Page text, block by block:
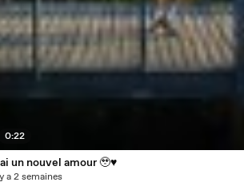
0:22
un nouvel amour 🥹♥️
a 2 semaines